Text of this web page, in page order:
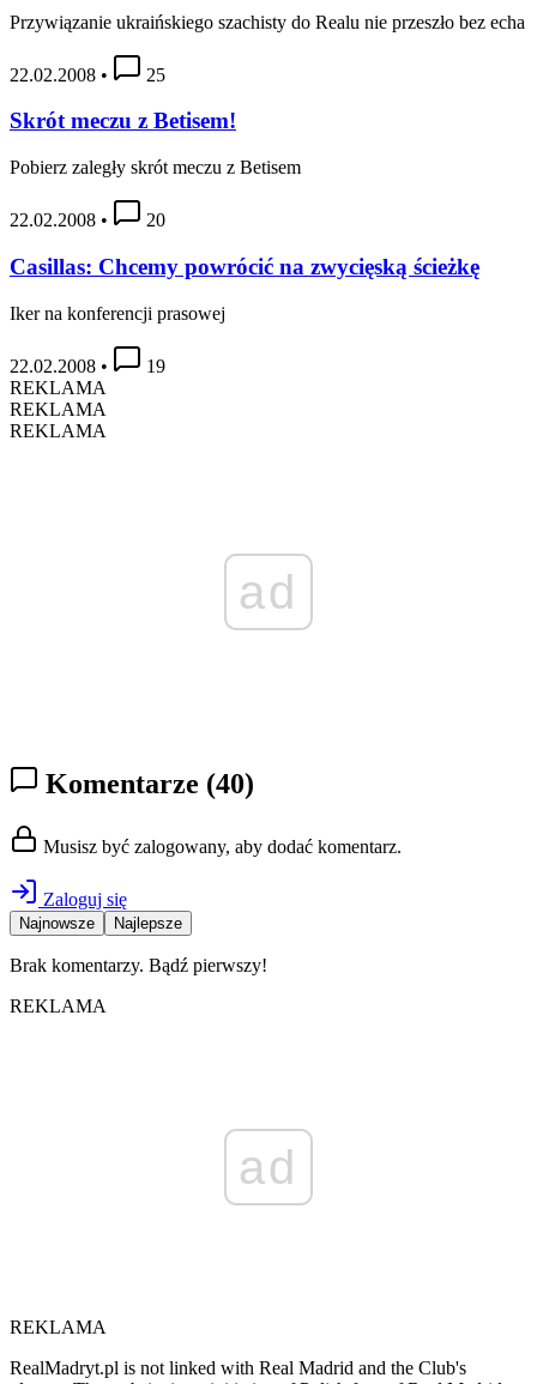
Przywiązanie ukraińskiego szachisty do Realu nie przeszło bez echa
22.02.2008 • 25
Skrót meczu z Betisem!
Pobierz zaległy skrót meczu z Betisem
22.02.2008 • 20
Casillas: Chcemy powrócić na zwycięską ścieżkę
Iker na konferencji prasowej
22.02.2008 •
19
REKLAMA
REKLAMA
REKLAMA
ad
Komentarze (40)
Musisz być zalogowany, aby dodać komentarz.
Zaloguj się
Najnowsze Najlepsze
Brak komentarzy. Bądź pierwszy!
REKLAMA
ad
REKLAMA
RealMadryt.pl is not linked with Real Madrid and the Club's